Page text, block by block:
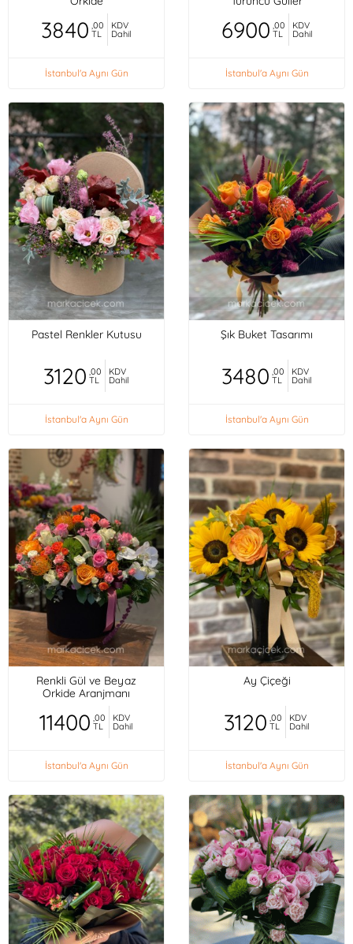
3840 ,00
TL
KDV
Dahil
İstanbul'a Aynı Gün
6900 ,00
TL
KDV
Dahil
İstanbul'a Aynı Gün
Pastel Renkler Kutusu
3120 ,00
TL
KDV
Dahil
İstanbul'a Aynı Gün
Şık Buket Tasarımı
3480 ,00
TL
KDV
Dahil
İstanbul'a Aynı Gün
Renkli Gül ve Beyaz
Orkide Aranjmanı
11400 ,00
TL
KDV
Dahil
İstanbul'a Aynı Gün
Ay Çiçeği
3120 ,00
TL
KDV
Dahil
İstanbul'a Aynı Gün